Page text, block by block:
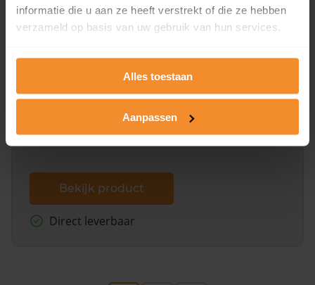
informatie die u aan ze heeft verstrekt of die ze hebben
verzameld op basis van uw gebruik van hun services.
Alles toestaan
Aanpassen
Een uitgebreid overzicht van het perceel en
dit inclusief de luchtfoto!
Bekijk product
Direct leverbaar